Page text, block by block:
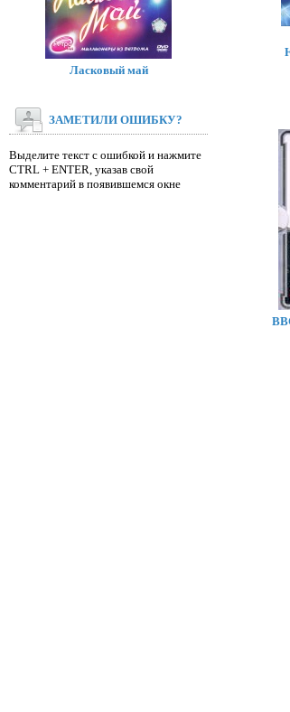
Ласковый май
ЗАМЕТИЛИ ОШИБКУ?
Выделите текст с ошибкой и нажмите
CTRL + ENTER, указав свой
комментарий в появившемся окне